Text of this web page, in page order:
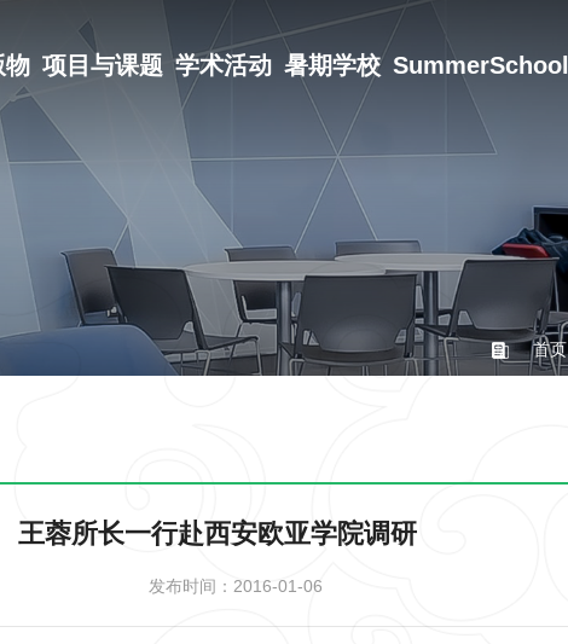
物 项目与课题 学术活动 暑期学校 SummerSchool
首页
王蓉所长一行赴西安欧亚学院调研
发布时间：2016-01-06